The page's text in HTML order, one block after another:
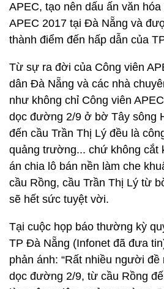
APEC, tạo nên dấu ấn văn
APEC 2017 tại Đà Nẵng và
thành điểm đến hấp dẫn của
Từ sự ra đời của Công viên
dân Đà Nẵng và các nhà
như không chỉ Công viên
dọc đường 2/9 ở bờ Tây sông
đến cầu Trần Thị Lý đều là
quảng trường... chứ không cắt
án chia lô bán nền làm che
cầu Rồng, cầu Trần Thị Lý từ
sẽ hết sức tuyệt vời.
Tại cuộc họp báo thường kỳ
TP Đà Nẵng (Infonet đã đưa
phản ánh: “Rất nhiều người
dọc đường 2/9, từ cầu Rồng